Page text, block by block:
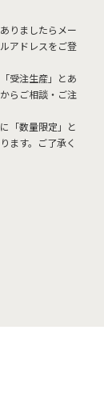
りましたらメー
アドレスをご登
受注生産」とあ
らご相談・ご注
「数量限定」と
ます。ご了承く